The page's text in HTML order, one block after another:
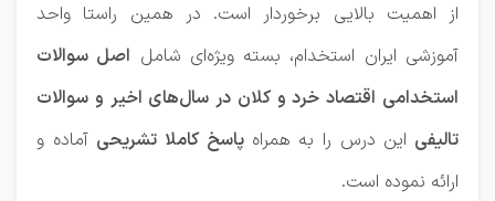
از اهمیت بالایی برخوردار است. در همین راستا واحد
آموزشی ایران استخدام، بسته ویژه‌ای شامل اصل سوالات
استخدامی اقتصاد خرد و کلان در سال‌های اخیر و سوالات
تالیفی این درس را به همراه پاسخ کاملا تشریحی آماده و
ارائه نموده است.